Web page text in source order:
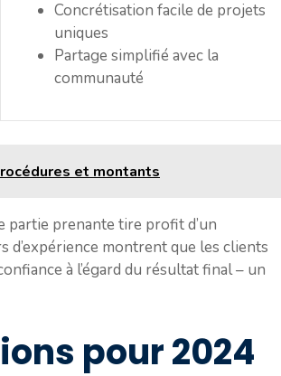
Concrétisation facile de projets
uniques
Partage simplifié avec la
communauté
et montants
partie prenante tire profit d’un
montrent que les clients
à l’égard du résultat final – un
pour 2024